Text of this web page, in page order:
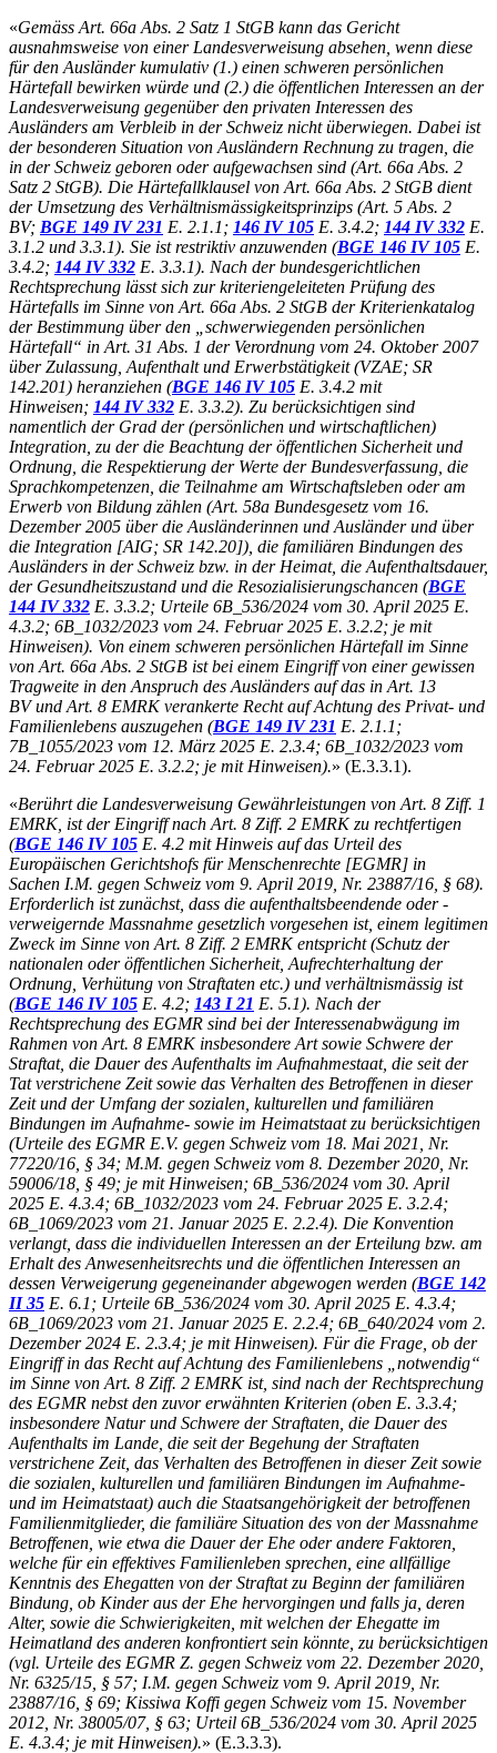
«Gemäss Art. 66a Abs. 2 Satz 1 StGB kann das Gericht
ausnahmsweise von einer Landesverweisung absehen, wenn diese
für den Ausländer kumulativ (1.) einen schweren persönlichen
Härtefall bewirken würde und (2.) die öffentlichen Interessen an der
Landesverweisung gegenüber den privaten Interessen des
Ausländers am Verbleib in der Schweiz nicht überwiegen. Dabei ist
der besonderen Situation von Ausländern Rechnung zu tragen, die
in der Schweiz geboren oder aufgewachsen sind (Art. 66a Abs. 2
Satz 2 StGB). Die Härtefallklausel von Art. 66a Abs. 2 StGB dient
der Umsetzung des Verhältnismässigkeitsprinzips (Art. 5 Abs. 2
BV; BGE 149 IV 231 E. 2.1.1; 146 IV 105 E. 3.4.2; 144 IV 332 E.
3.1.2 und 3.3.1). Sie ist restriktiv anzuwenden (BGE 146 IV 105 E.
3.4.2; 144 IV 332 E. 3.3.1). Nach der bundesgerichtlichen
Rechtsprechung lässt sich zur kriteriengeleiteten Prüfung des
Härtefalls im Sinne von Art. 66a Abs. 2 StGB der Kriterienkatalog
der Bestimmung über den „schwerwiegenden persönlichen
Härtefall“ in Art. 31 Abs. 1 der Verordnung vom 24. Oktober 2007
über Zulassung, Aufenthalt und Erwerbstätigkeit (VZAE; SR
142.201) heranziehen (BGE 146 IV 105 E. 3.4.2 mit
Hinweisen; 144 IV 332 E. 3.3.2). Zu berücksichtigen sind
namentlich der Grad der (persönlichen und wirtschaftlichen)
Integration, zu der die Beachtung der öffentlichen Sicherheit und
Ordnung, die Respektierung der Werte der Bundesverfassung, die
Sprachkompetenzen, die Teilnahme am Wirtschaftsleben oder am
Erwerb von Bildung zählen (Art. 58a Bundesgesetz vom 16.
Dezember 2005 über die Ausländerinnen und Ausländer und über
die Integration [AIG; SR 142.20]), die familiären Bindungen des
Ausländers in der Schweiz bzw. in der Heimat, die Aufenthaltsdauer,
der Gesundheitszustand und die Resozialisierungschancen (BGE
144 IV 332 E. 3.3.2; Urteile 6B_536/2024 vom 30. April 2025 E.
4.3.2; 6B_1032/2023 vom 24. Februar 2025 E. 3.2.2; je mit
Hinweisen). Von einem schweren persönlichen Härtefall im Sinne
von Art. 66a Abs. 2 StGB ist bei einem Eingriff von einer gewissen
Tragweite in den Anspruch des Ausländers auf das in Art. 13
BV und Art. 8 EMRK verankerte Recht auf Achtung des Privat- und
Familienlebens auszugehen (BGE 149 IV 231 E. 2.1.1;
7B_1055/2023 vom 12. März 2025 E. 2.3.4; 6B_1032/2023 vom
24. Februar 2025 E. 3.2.2; je mit Hinweisen).» (E.3.3.1).
«Berührt die Landesverweisung Gewährleistungen von Art. 8 Ziff. 1
EMRK, ist der Eingriff nach Art. 8 Ziff. 2 EMRK zu rechtfertigen
(BGE 146 IV 105 E. 4.2 mit Hinweis auf das Urteil des
Europäischen Gerichtshofs für Menschenrechte [EGMR] in
Sachen I.M. gegen Schweiz vom 9. April 2019, Nr. 23887/16, § 68).
Erforderlich ist zunächst, dass die aufenthaltsbeendende oder -
verweigernde Massnahme gesetzlich vorgesehen ist, einem legitimen
Zweck im Sinne von Art. 8 Ziff. 2 EMRK entspricht (Schutz der
nationalen oder öffentlichen Sicherheit, Aufrechterhaltung der
Ordnung, Verhütung von Straftaten etc.) und verhältnismässig ist
(BGE 146 IV 105 E. 4.2; 143 I 21 E. 5.1). Nach der
Rechtsprechung des EGMR sind bei der Interessenabwägung im
Rahmen von Art. 8 EMRK insbesondere Art sowie Schwere der
Straftat, die Dauer des Aufenthalts im Aufnahmestaat, die seit der
Tat verstrichene Zeit sowie das Verhalten des Betroffenen in dieser
Zeit und der Umfang der sozialen, kulturellen und familiären
Bindungen im Aufnahme- sowie im Heimatstaat zu berücksichtigen
(Urteile des EGMR E.V. gegen Schweiz vom 18. Mai 2021, Nr.
77220/16, § 34; M.M. gegen Schweiz vom 8. Dezember 2020, Nr.
59006/18, § 49; je mit Hinweisen; 6B_536/2024 vom 30. April
2025 E. 4.3.4; 6B_1032/2023 vom 24. Februar 2025 E. 3.2.4;
6B_1069/2023 vom 21. Januar 2025 E. 2.2.4). Die Konvention
verlangt, dass die individuellen Interessen an der Erteilung bzw. am
Erhalt des Anwesenheitsrechts und die öffentlichen Interessen an
dessen Verweigerung gegeneinander abgewogen werden (BGE 142
II 35 E. 6.1; Urteile 6B_536/2024 vom 30. April 2025 E. 4.3.4;
6B_1069/2023 vom 21. Januar 2025 E. 2.2.4; 6B_640/2024 vom 2.
Dezember 2024 E. 2.3.4; je mit Hinweisen). Für die Frage, ob der
Eingriff in das Recht auf Achtung des Familienlebens „notwendig“
im Sinne von Art. 8 Ziff. 2 EMRK ist, sind nach der Rechtsprechung
des EGMR nebst den zuvor erwähnten Kriterien (oben E. 3.3.4;
insbesondere Natur und Schwere der Straftaten, die Dauer des
Aufenthalts im Lande, die seit der Begehung der Straftaten
verstrichene Zeit, das Verhalten des Betroffenen in dieser Zeit sowie
die sozialen, kulturellen und familiären Bindungen im Aufnahme-
und im Heimatstaat) auch die Staatsangehörigkeit der betroffenen
Familienmitglieder, die familiäre Situation des von der Massnahme
Betroffenen, wie etwa die Dauer der Ehe oder andere Faktoren,
welche für ein effektives Familienleben sprechen, eine allfällige
Kenntnis des Ehegatten von der Straftat zu Beginn der familiären
Bindung, ob Kinder aus der Ehe hervorgingen und falls ja, deren
Alter, sowie die Schwierigkeiten, mit welchen der Ehegatte im
Heimatland des anderen konfrontiert sein könnte, zu berücksichtigen
(vgl. Urteile des EGMR Z. gegen Schweiz vom 22. Dezember 2020,
Nr. 6325/15, § 57; I.M. gegen Schweiz vom 9. April 2019, Nr.
23887/16, § 69; Kissiwa Koffi gegen Schweiz vom 15. November
2012, Nr. 38005/07, § 63; Urteil 6B_536/2024 vom 30. April 2025
E. 4.3.4; je mit Hinweisen).» (E.3.3.3).